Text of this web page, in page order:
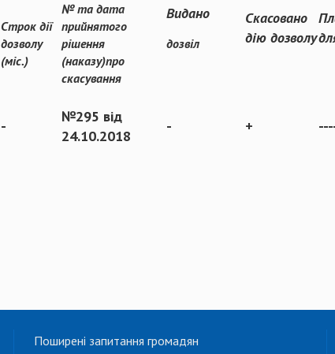
Строк дії
дозволу
(міс.)
№ та дата
прийнятого
рішення
(наказу)про
скасування
Видано
дозвіл
Скасовано
дію дозволу
-
№295 від
24.10.2018
- +
Поширені запитання громадян